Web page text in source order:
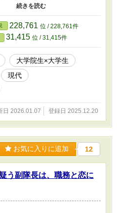
ケメンだけどワンコ系王子様×アレ
トルに＊を付けています。主人公
られたりするので、苦手な方は
ます。 最後まで書き終えていま
整しながら完結まで毎日アップ予
ね、お気に入り登録等で応援して
嬉しいです。 2026.1.7 完結しま
228,761 位 / 228,761件
31,415 位 / 31,415件
大学院生×大学生
現代
日 2026.01.07 登録日 2025.12.20
お気に入りに追加 12
う副隊長は、職務と恋に